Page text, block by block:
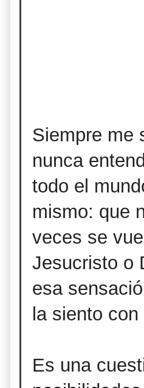
Siempre me
nunca
todo el
mismo: que
veces se
Jesucristo o
esa
la siento con
Es una